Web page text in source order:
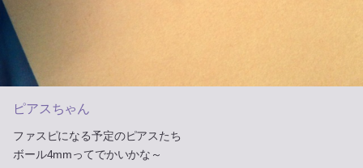
ピアスちゃん
ファスピになる予定のピアスたち
ボール4mmってでかいかな～